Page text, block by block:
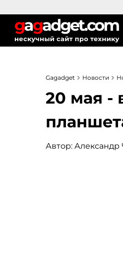
Gagadget Новости
20 мая -
Автор: Александр